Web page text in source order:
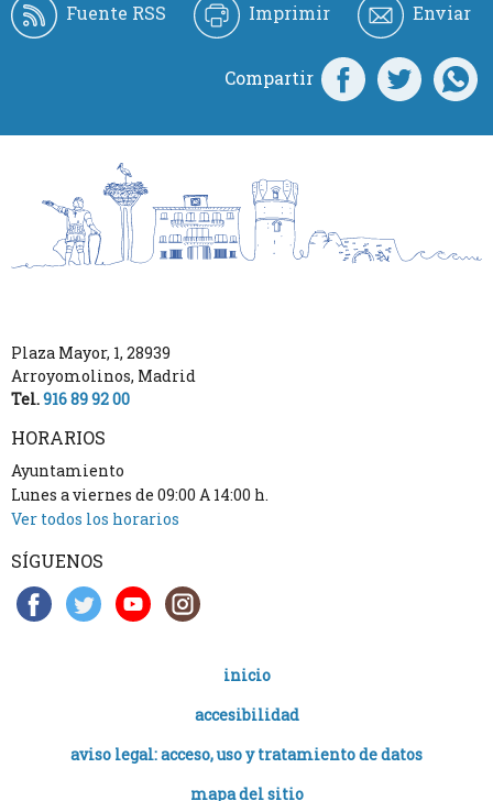
Fuente RSS Imprimir Enviar
Compartir
Plaza Mayor, 1, 28939
Arroyomolinos, Madrid
Tel.916 89 92 00
HORARIOS
Ayuntamiento
Lunes a viernes de 09:00 A 14:00 h.
Ver todos los horarios
SÍGUENOS
inicio
accesibilidad
aviso legal: acceso, uso y tratamiento de datos
mapa del sitio